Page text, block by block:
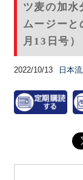
ツ麦の加水
ムージーと
月13日号）
2022/10/13 日本